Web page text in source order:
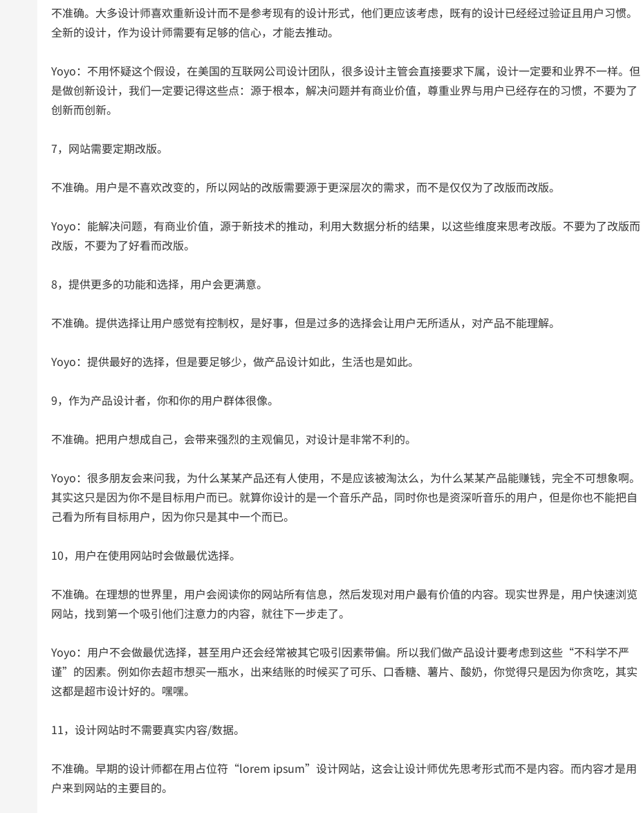
不准确。大多设计师喜欢重新设计而不是参考现有的设计形式，他们更应该考虑，既有的设计已经经过验证且用户习惯。
全新的设计，作为设计师需要有足够的信心，才能去推动。
Yoyo：不用怀疑这个假设，在美国的互联网公司设计团队，很多设计主管会直接要求下属，设计一定要和业界不一样。但
是做创新设计，我们一定要记得这些点：源于根本，解决问题并有商业价值，尊重业界与用户已经存在的习惯，不要为了
创新而创新。
7，网站需要定期改版。
不准确。用户是不喜欢改变的，所以网站的改版需要源于更深层次的需求，而不是仅仅为了改版而改版。
Yoyo：能解决问题，有商业价值，源于新技术的推动，利用大数据分析的结果，以这些维度来思考改版。不要为了改版而
改版，不要为了好看而改版。
8，提供更多的功能和选择，用户会更满意。
不准确。提供选择让用户感觉有控制权，是好事，但是过多的选择会让用户无所适从，对产品不能理解。
Yoyo：提供最好的选择，但是要足够少，做产品设计如此，生活也是如此。
9，作为产品设计者，你和你的用户群体很像。
不准确。把用户想成自己，会带来强烈的主观偏见，对设计是非常不利的。
Yoyo：很多朋友会来问我，为什么某某产品还有人使用，不是应该被淘汰么，为什么某某产品能赚钱，完全不可想象啊。
其实这只是因为你不是目标用户而已。就算你设计的是一个音乐产品，同时你也是资深听音乐的用户，但是你也不能把自
己看为所有目标用户，因为你只是其中一个而已。
10，用户在使用网站时会做最优选择。
不准确。在理想的世界里，用户会阅读你的网站所有信息，然后发现对用户最有价值的内容。现实世界是，用户快速浏览
网站，找到第一个吸引他们注意力的内容，就往下一步走了。
Yoyo：用户不会做最优选择，甚至用户还会经常被其它吸引因素带偏。所以我们做产品设计要考虑到这些“不科学不严
谨”的因素。例如你去超市想买一瓶水，出来结账的时候买了可乐、口香糖、薯片、酸奶，你觉得只是因为你贪吃，其实
这都是超市设计好的。嘿嘿。
11，设计网站时不需要真实内容/数据。
不准确。早期的设计师都在用占位符“lorem ipsum”设计网站，这会让设计师优先思考形式而不是内容。而内容才是用
户来到网站的主要目的。